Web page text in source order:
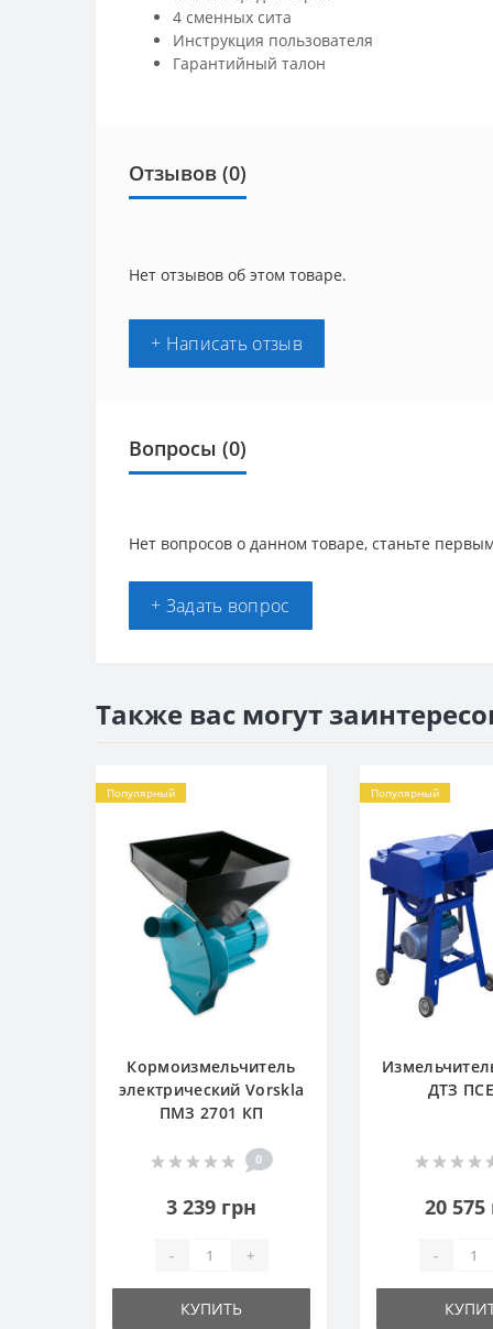
4 сменных сита
Инструкция пользователя
Гарантийный талон
Отзывов (0)
Нет отзывов об этом товаре.
+ Написать отзыв
Вопросы (0)
Нет вопросов о данном товаре, станьте
+ Задать вопрос
Также вас могут
Популярный
Кормоизмельчитель
электрический Vorskla
ПМЗ 2701 КП
0
3 239 грн
- +
КУПИТЬ
Популярный
ДТЗ
20 575
-